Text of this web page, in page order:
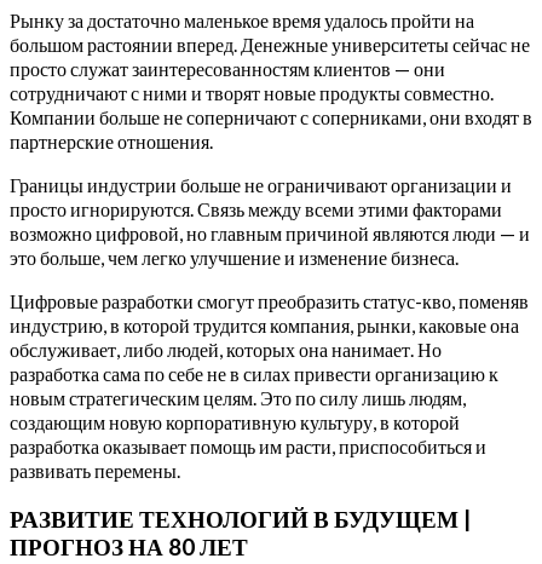
Рынку за достаточно маленькое время удалось пройти на
большом растоянии вперед. Денежные университеты сейчас не
просто служат заинтересованностям клиентов — они
сотрудничают с ними и творят новые продукты совместно.
Компании больше не соперничают с соперниками, они входят в
партнерские отношения.
Границы индустрии больше не ограничивают организации и
просто игнорируются. Связь между всеми этими факторами
возможно цифровой, но главным причиной являются люди — и
это больше, чем легко улучшение и изменение бизнеса.
Цифровые разработки смогут преобразить статус-кво, поменяв
индустрию, в которой трудится компания, рынки, каковые она
обслуживает, либо людей, которых она нанимает. Но
разработка сама по себе не в силах привести организацию к
новым стратегическим целям. Это по силу лишь людям,
создающим новую корпоративную культуру, в которой
разработка оказывает помощь им расти, приспособиться и
развивать перемены.
РАЗВИТИЕ ТЕХНОЛОГИЙ В БУДУЩЕМ |
ПРОГНОЗ НА 80 ЛЕТ